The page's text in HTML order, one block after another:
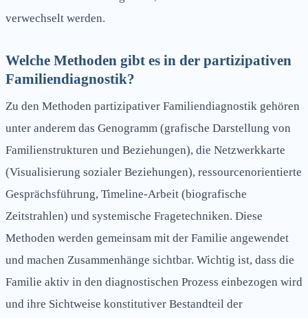
verwechselt werden.
Welche Methoden gibt es in der partizipativen
Familiendiagnostik?
Zu den Methoden partizipativer Familiendiagnostik gehören
unter anderem das Genogramm (grafische Darstellung von
Familienstrukturen und Beziehungen), die Netzwerkkarte
(Visualisierung sozialer Beziehungen), ressourcenorientierte
Gesprächsführung, Timeline-Arbeit (biografische
Zeitstrahlen) und systemische Fragetechniken. Diese
Methoden werden gemeinsam mit der Familie angewendet
und machen Zusammenhänge sichtbar. Wichtig ist, dass die
Familie aktiv in den diagnostischen Prozess einbezogen wird
und ihre Sichtweise konstitutiver Bestandteil der